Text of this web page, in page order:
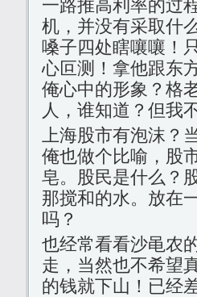
一路推高利率的过
机，并没有采取什
嗓子四处瞎嚷嚷！
心叵测！拿他跟东
俺心中的形象？格
人，谁知道？但我
上海股市有泡沫？
俺也做个比喻，股
皂。股民是什么？
那搅和的水。放在
吗？
也经常看看沙黾农
走，当然也不希望
的钱就下山！已经